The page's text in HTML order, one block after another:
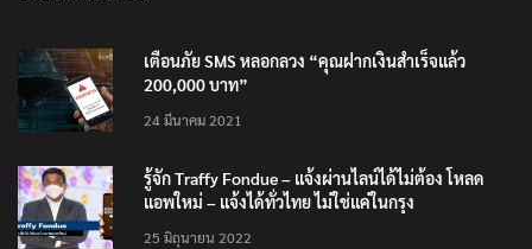
เตือนภัย SMS หลอกลวง “คุณฝากเงินสำเร็จแล้ว
200,000 บาท”
24 มีนาคม 2021
รู้จัก Traffy Fondue – แจ้งผ่านไลน์ได้ไม่ต้อง โหลด
แอพใหม่ – แจ้งได้ทั่วไทย ไม่ใช่แค่ในกรุง
25 มิถุนายน 2022